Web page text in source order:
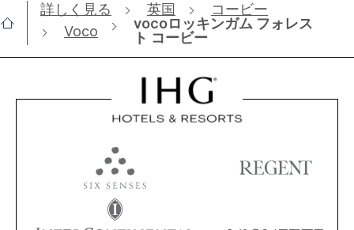
詳しく見る 英国
コー​​ビー
Voco
vocoロッキンガム フォレス
ト コービー